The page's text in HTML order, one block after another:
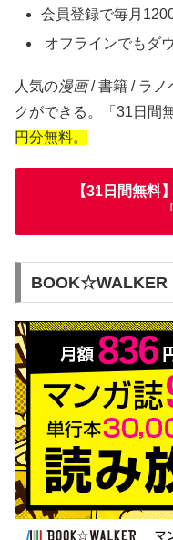
会員登録で毎月
オフラインでもダ
人気の漫画/ 書籍 / ラノ
クができる。「31日間
円分無料。
【31日間無料
BOOK☆WALKER